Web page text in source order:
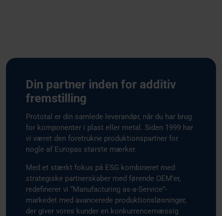
Din partner inden for additiv
fremstilling
Prototal er din samlede leverandør, når du har brug
for komponenter i plast eller metal. Siden 1999 har
vi været den foretrukne produktionspartner for
nogle af Europas største mærker.
Med et stærkt fokus på ESG kombineret med
strategiske partnerskaber med førende OEM’er,
redefinerer vi “Manufacturing as-a-Service”-
markedet med avancerede produktionsløsninger,
der giver vores kunder en konkurrencemæssig